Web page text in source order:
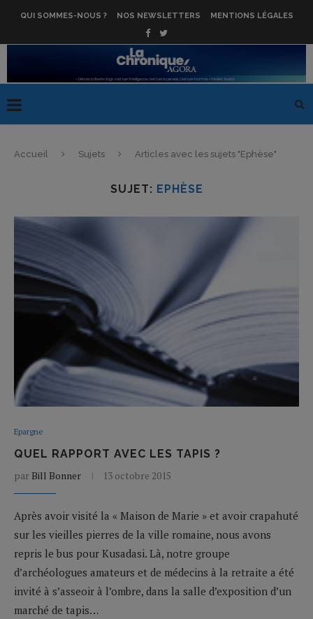
QUI SOMMES-NOUS ? NOS NEWSLETTERS MENTIONS LÉGALES
Accueil Sujets Articles avec les sujets "Ephèse"
SUJET: EPHÈSE
Epargne
QUEL RAPPORT AVEC LES TAPIS ?
par Bill Bonner 13 octobre 2015
Après avoir visité la « Maison de Marie » et avoir crapahuté
sur les vieilles pierres de la ville romaine, nous avons
repris le bus pour Kusadasi. Là, notre groupe
d’archéologues amateurs et de médecins à la retraite a été
invité à s’asseoir à l’ombre, dans la salle d’exposition d’un
marché de tapis…